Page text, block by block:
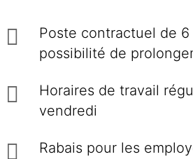
Poste contractuel de 6
possibilité de
Horaires de travail
vendredi
Rabais pour les